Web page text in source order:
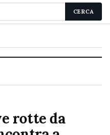
CERCA
rotte da